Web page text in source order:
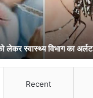
स्वास्थ्य विभाग का अर्लट
Recent